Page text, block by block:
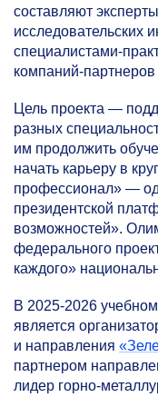
составляют
исследовательских
специалистами-
компаний-
Цель проекта —
разных
им продолжить
начать карьеру в
профессионал» —
президентской
возможностей».
федерального
каждого»
В 2025-2026
является
и направления
партнером
лидер горно-